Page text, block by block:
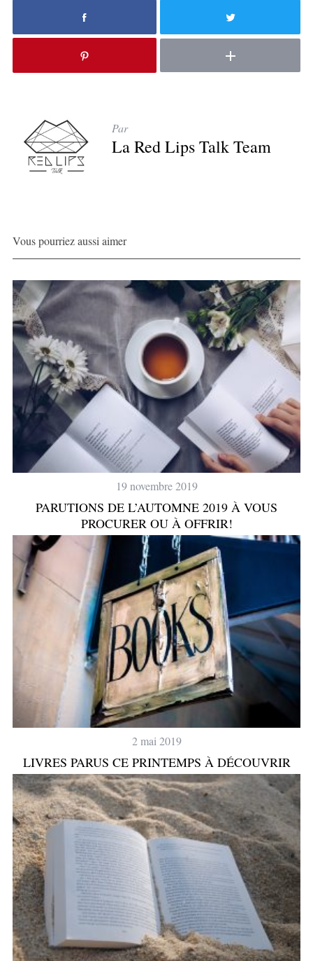
Par
La Red Lips Talk Team
Vous pourriez aussi aimer
19 novembre 2019
PARUTIONS DE L’AUTOMNE 2019 À VOUS
PROCURER OU À OFFRIR!
2 mai 2019
LIVRES PARUS CE PRINTEMPS À DÉCOUVRIR